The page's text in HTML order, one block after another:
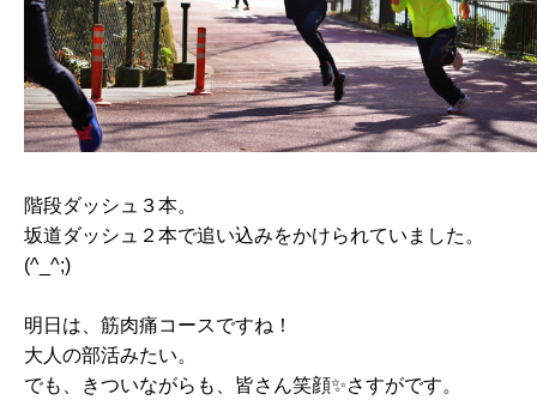
階段ダッシュ３本。
坂道ダッシュ２本で追い込みをかけられていました。
(^_^;)
明日は、筋肉痛コースですね！
大人の部活みたい。
でも、きついながらも、皆さん笑顔✨さすがです。